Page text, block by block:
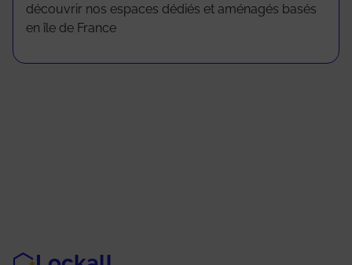
découvrir nos espaces dédiés et aménagés basés
en île de France